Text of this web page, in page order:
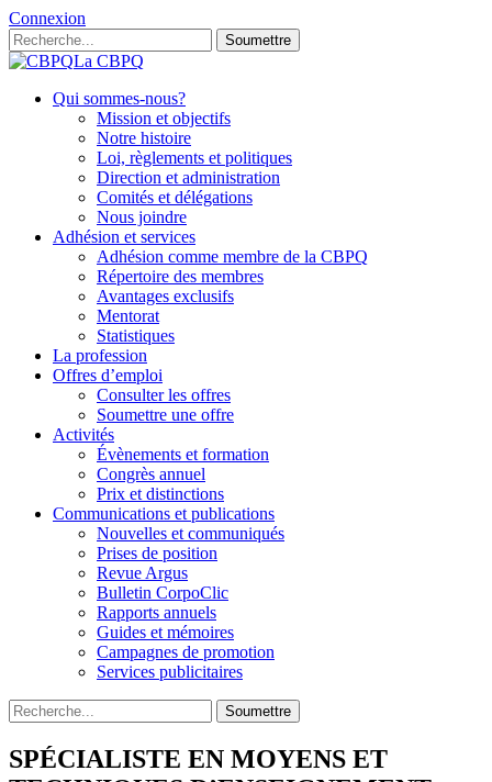
Connexion
Soumettre
La CBPQ
Qui sommes-nous?
Mission et objectifs
Notre histoire
Loi, règlements et politiques
Direction et administration
Comités et délégations
Nous joindre
Adhésion et services
Adhésion comme membre de la CBPQ
Répertoire des membres
Avantages exclusifs
Mentorat
Statistiques
La profession
Offres d’emploi
Consulter les offres
Soumettre une offre
Activités
Évènements et formation
Congrès annuel
Prix et distinctions
Communications et publications
Nouvelles et communiqués
Prises de position
Revue Argus
Bulletin CorpoClic
Rapports annuels
Guides et mémoires
Campagnes de promotion
Services publicitaires
Soumettre
SPÉCIALISTE EN MOYENS ET